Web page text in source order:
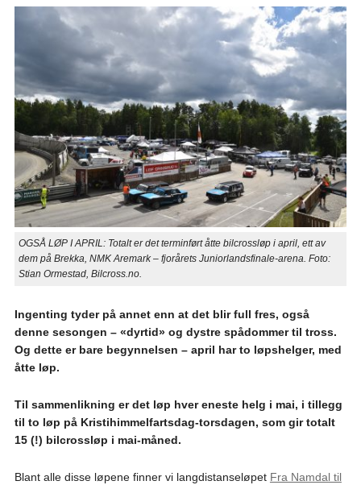
OGSÅ LØP I APRIL: Totalt er det terminført åtte bilcrossløp i april, ett av
dem på Brekka, NMK Aremark – fjorårets Juniorlandsfinale-arena. Foto:
Stian Ormestad, Bilcross.no.
Ingenting tyder på annet enn at det blir full fres, også
denne sesongen – «dyrtid» og dystre spådommer til tross.
Og dette er bare begynnelsen – april har to løpshelger, med
åtte løp.
Til sammenlikning er det løp hver eneste helg i mai, i tillegg
til to løp på Kristihimmelfartsdag-torsdagen, som gir totalt
15 (!) bilcrossløp i mai-måned.
Blant alle disse løpene finner vi langdistanseløpet Fra Namdal til